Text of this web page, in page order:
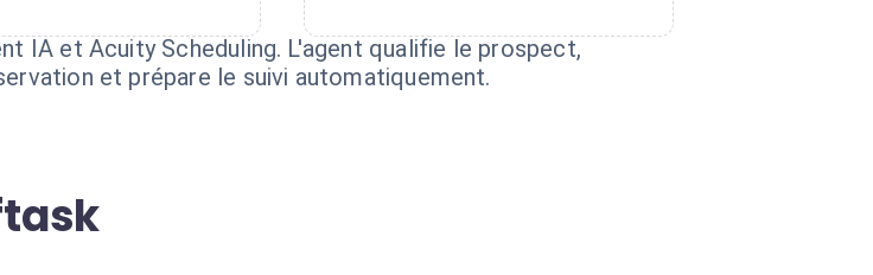
IA et Acuity Scheduling. L'agent qualifie le prospect,
et prépare le suivi automatiquement.